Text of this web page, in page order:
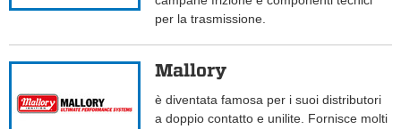
per la trasmissione.
Mallory
è diventata famosa per i suoi distributori
a doppio contatto e unilite. Fornisce molti